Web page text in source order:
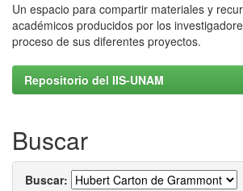
Un espacio para compartir materiales y
académicos producidos por los
proceso de sus diferentes proyectos.
Repositorio del IIS-UNAM
Buscar
Buscar: